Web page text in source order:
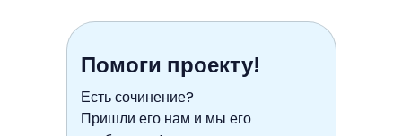
Помоги проекту!
Есть сочинение?
Пришли его нам и мы его